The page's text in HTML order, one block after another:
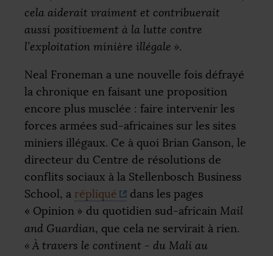
cela aiderait vraiment et contribuerait
aussi positivement à la lutte contre
l’exploitation minière illégale ».
Neal Froneman a une nouvelle fois défrayé
la chronique en faisant une proposition
encore plus musclée : faire intervenir les
forces armées sud-africaines sur les sites
miniers illégaux. Ce à quoi Brian Ganson, le
directeur du Centre de résolutions de
conflits sociaux à la Stellenbosch Business
School, a répliqué
dans les pages
« Opinion » du quotidien sud-africain Mail
and Guardian, que cela ne servirait à rien.
« À travers le continent - du Mali au